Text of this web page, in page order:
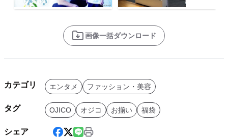
画像一括ダウンロード
カテゴリ エンタメ ファッション・美容
タグ OJICO オジコ お揃い 福袋
シェア